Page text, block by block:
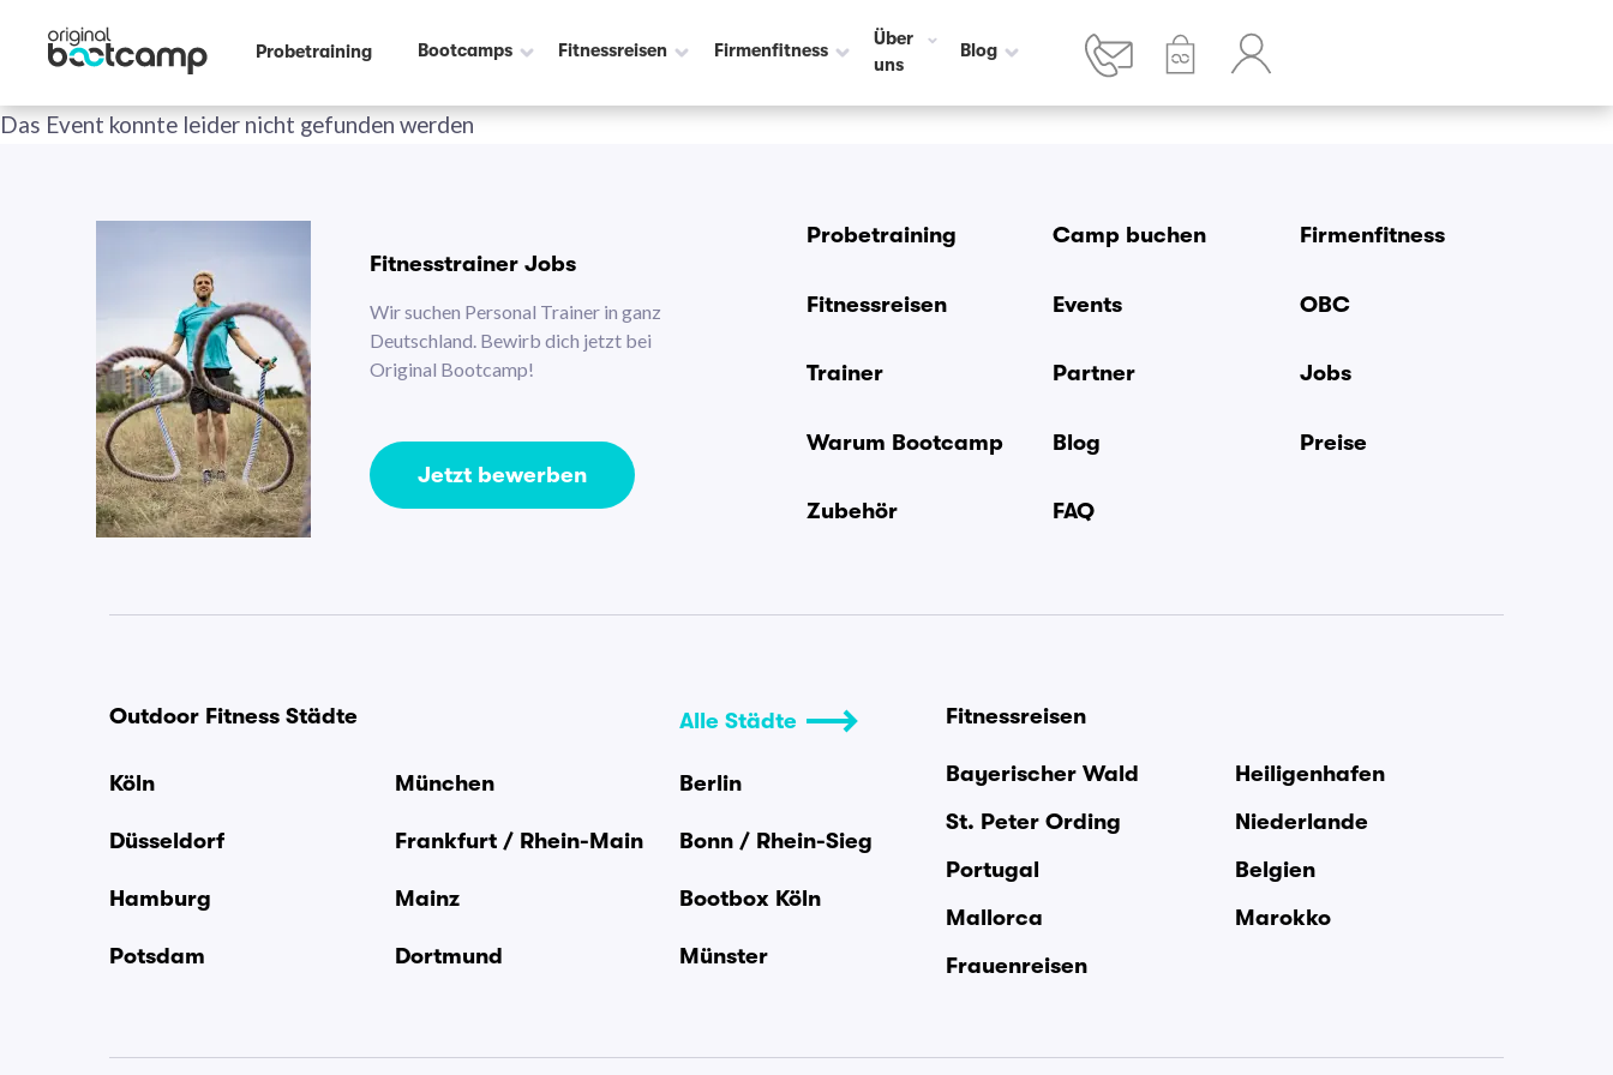
Probetraining Bootcamps Fitnessreisen Firmenfitness
Über
uns
Blog
Das Event konnte leider nicht gefunden werden
Fitnesstrainer Jobs
Wir suchen Personal Trainer in ganz
Deutschland. Bewirb dich jetzt bei
Original Bootcamp!
Jetzt bewerben
Probetraining Camp buchen Firmenfitness
Fitnessreisen Events OBC
Trainer Partner Jobs
Warum Bootcamp Blog Preise
Zubehör FAQ
Outdoor Fitness Städte Alle Städte
Köln München Berlin
Düsseldorf Frankfurt / Rhein-Main Bonn / Rhein-Sieg
Hamburg Mainz Bootbox Köln
Potsdam Dortmund Münster
Fitnessreisen
Bayerischer Wald
Heiligenhafen
St. Peter Ording
Niederlande
Portugal
Belgien
Mallorca
Marokko
Frauenreisen